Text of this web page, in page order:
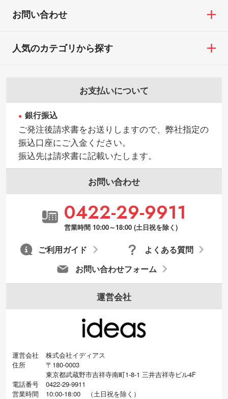
お問い合わせ
お支払いについて
銀行振込
ご発注後請求書をお送りしますので、弊社指定の
振込口座にご入金ください。
振込先は請求書に記載いたします。
お問い合わせ
0422-29-9911
営業時間 10:00～18:00 (土日祝を除く)
お問い合わせフォーム
よくある質問
ご利用ガイド
運営会社
運営会社
株式会社イディアス
住所
〒180-0003
東京都武蔵野市吉祥寺南町1-8-1 三井吉祥寺ビル4F
電話番号
0422-29-9911
営業時間
10:00-18:00 （土日祝を除く）
人気のカテゴリから探す